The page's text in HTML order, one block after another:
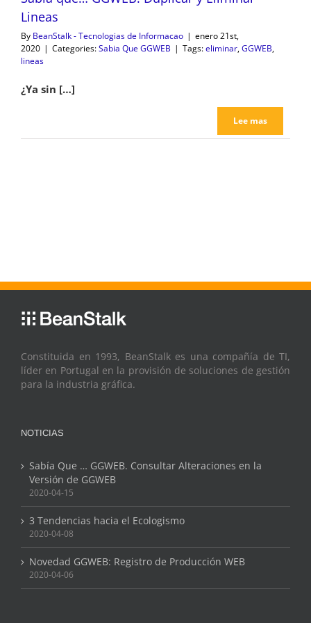
Lineas
By BeanStalk - Tecnologias de Informacao | enero 21st,
2020 | Categories:Sabia Que GGWEB | Tags:eliminar,GGWEB,
lineas
¿Ya sin […]
Lee mas
Constituida en 1993, BeanStalk es una compañía de TI,
líder en Portugal en la provisión de soluciones de gestión
para la industria gráfica.
NOTICIAS
Sabía Que … GGWEB. Consultar Alteraciones en la
Versión de GGWEB
2020-04-15
3 Tendencias hacia el Ecologismo
2020-04-08
Novedad GGWEB: Registro de Producción WEB
2020-04-06